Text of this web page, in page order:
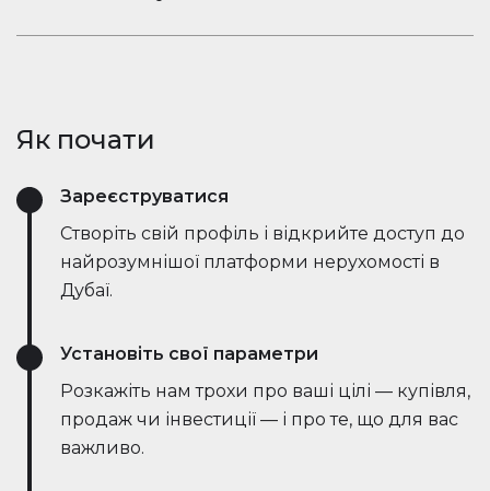
швидшими та ефективнішими, ніж будь-коли.
запитання, діліться оголошеннями та отримуйте
одному місці.
Як почати
Зареєструватися
Створіть свій профіль і відкрийте доступ до
найрозумнішої платформи нерухомості в
Дубаї.
Установіть свої параметри
Розкажіть нам трохи про ваші цілі — купівля,
продаж чи інвестиції — і про те, що для вас
важливо.